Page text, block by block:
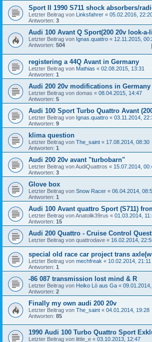
Sport II 1990 S711 shock absorbers/
Letzter Beitrag von Linksfahrer « 05.02.2016,
Antworten: 3
Audi 100 Avant Q Sport(200 20v look-
Letzter Beitrag von Ignas.quattro « 12.11.2015,
Antworten: 504
registering a 44Q Avant in Germany
Letzter Beitrag von Mathias « 02.08.2015, 13:31
Antworten: 1
Audi 200 20v modifications in Germany
Letzter Beitrag von domas « 08.04.2015, 14:47
Antworten: 5
Audi 100 Sport Turbo Quattro Avant
Letzter Beitrag von Ignas.quattro « 03.11.2014,
Antworten: 9
klima question
Letzter Beitrag von The_saint « 17.08.2014, 08:30
Antworten: 1
Audi 200 20v avant "turbobarn"
Letzter Beitrag vonAudiQuattros « 15.07.2014,
Antworten: 3
Glove box
Letzter Beitrag von Snow Racer « 06.04.2014,
Antworten: 1
Audi 100 Avant quattro Sport (S711)
Letzter Beitrag vonAnatolik39rus « 01.03.2014,
Antworten: 15
Audi 200 Quattro - Cruise Control
Letzter Beitrag von quattrodave « 16.02.2014,
special old race car project trans
Letzter Beitrag von mechfreak « 10.02.2014, 21:11
Antworten: 1
-86 087 transmission lost mind & R
Letzter Beitrag von Heiko Lö aus Ga «
Antworten: 2
Finally my own audi 200 20v
Letzter Beitrag von The_saint « 04.01.2014, 19:28
Antworten: 85
1990 Audi 100 Turbo Quattro Sport
Letzter Beitrag von little_e « 03.10.2013, 12:47